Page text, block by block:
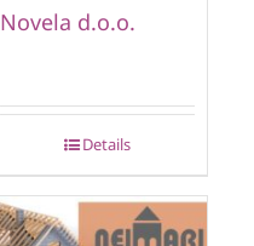
Novela d.o.o.
Details